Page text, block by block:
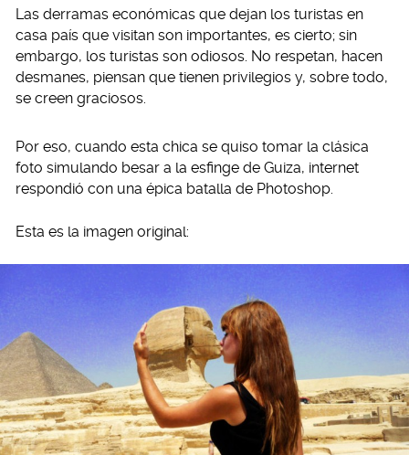
Las derramas económicas que dejan los turistas en
casa país que visitan son importantes, es cierto; sin
embargo, los turistas son odiosos. No respetan, hacen
desmanes, piensan que tienen privilegios y, sobre todo,
se creen graciosos.
Por eso, cuando esta chica se quiso tomar la clásica
foto simulando besar a la esfinge de Guiza, internet
respondió con una épica batalla de Photoshop.
Esta es la imagen original: